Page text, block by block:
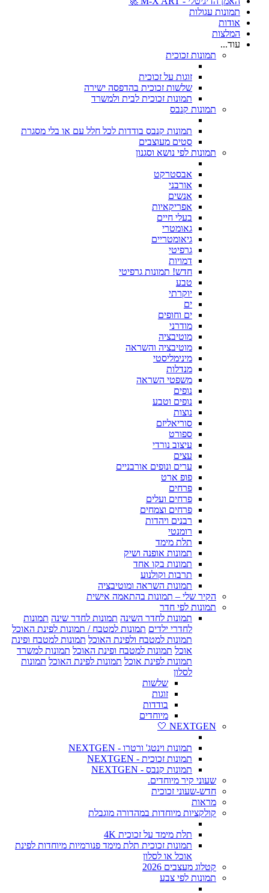
תמונות עגולות
אודות
המלצות
עוד...
תמונות זכוכית
זוגות על זכוכית
שלשות זכוכית בהדפסה ישירה
תמונות זכוכית לבית ולמשרד
תמונות קנבס
תמונות קנבס בודדות לכל חלל עם או בלי מסגרת
סטים מעוצבים
תמונות לפי נושא וסגנון
אבסטרקט
אורבני
אנשים
אפריקאיות
בעלי חיים
גאומטרי
גיאומטריים
גרפיטי
דמויות
חדש! תמונות גרפיטי
טבע
יוקרתי
ים
ים וחופים
מודרני
מוטיבציה
מוטיבציה והשראה
מינימליסטי
מנדלות
משפטי השראה
נופים
נופים וטבע
נוצות
סוריאליזם
ספורט
עיצוב נורדי
עצים
ערים ונופים אורבניים
פופ ארט
פרחים
פרחים ועלים
פרחים וצמחים
רבנים ויהדות
רומנטי
תלת מימד
תמונות אופנה ושיק
תמונות בקו אחד
תרבות וקולנוע
תמונות השראה ומוטיבציה
הקיר שלי – תמונות בהתאמה אישית
תמונות לפי חדר
תמונות לחדר השינה תמונות לחדר שינה תמונות
לחדרי ילדים תמונות למטבח / תמונות לפינת האוכל
תמונות למטבח ולפינת האוכל תמונות למטבח ופינת
אוכל תמונות למטבח ופינת האוכל תמונות למשרד
תמונות לפינת אוכל תמונות לפינת האוכל תמונות
לסלון
שלשות
זוגות
בודדות
מיוחדים
NEXTGEN 🤍
תמונות וינטג' ורטרו - NEXTGEN
תמונות זכוכית - NEXTGEN
תמונות קנבס - NEXTGEN
שעוני קיר מיוחדים.
חדש-שעוני זכוכית
מראות
קולקציות מיוחדות במהדורה מוגבלת
תלת מימד על זכוכית 4K
תמונות זכוכית תלת מימד פנורמיות מיוחדות לפינת
אוכל או לסלון
קטלוג מעצבים 2026
תמונות לפי צבע